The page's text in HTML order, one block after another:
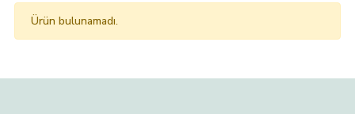
Ürün bulunamadı.